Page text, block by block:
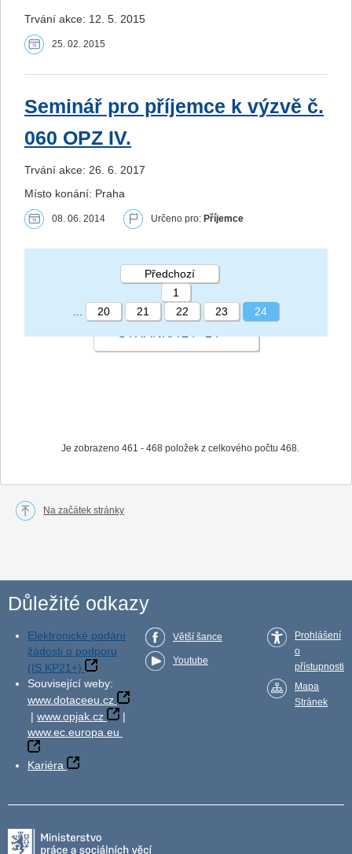
Trvání akce: 12. 5. 2015
25. 02. 2015
Seminář pro příjemce k výzvě č.
060 OPZ IV.
Trvání akce: 26. 6. 2017
Místo konání: Praha
08. 06. 2014 Určeno pro: Příjemce
Je zobrazeno 461 - 468 položek z celkového počtu 468.
Předchozí
1
20 21 22 23 24
Na začátek stránky
Důležité odkazy
Elektronické podání
žádosti o podporu
(IS KP21+)
Související weby:
www.dotaceeu.cz
| www.opjak.cz
|
www.ec.europa.eu
Kariéra
Větší šance
Youtube
Prohlášení
o
přístupnosti
Mapa
Stránek